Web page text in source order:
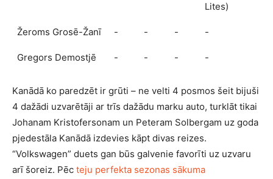
Lites)
Žeroms Grosē-Žanī - - - -
Gregors Demostjē - - - -
Kanādā ko paredzēt ir grūti – ne velti 4 posmos šeit bijuši
4 dažādi uzvarētāji ar trīs dažādu marku auto, turklāt tikai
Johanam Kristofersonam un Peteram Solbergam uz goda
pjedestāla Kanādā izdevies kāpt divas reizes.
“Volkswagen” duets gan būs galvenie favorīti uz uzvaru
arī šoreiz. Pēc teju perfekta sezonas sākuma